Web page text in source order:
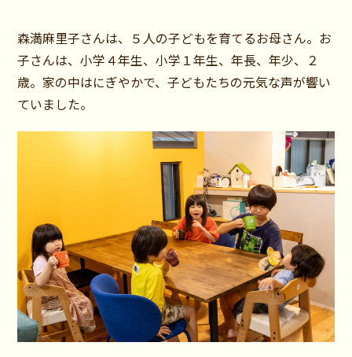
森満麻里子さんは、５人の子どもを育てるお母さん。お
子さんは、小学４年生、小学１年生、年長、年少、２
歳。家の中はにぎやかで、子どもたちの元気な声が響い
ていました。